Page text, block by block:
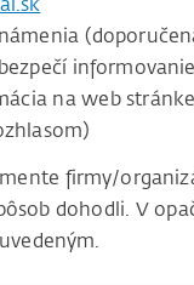
na web
firmy/
dohodli. V